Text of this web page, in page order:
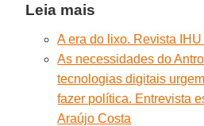
Leia mais
A era do lixo. Revista
As necessidades do
tecnologias digitais
fazer política. Entrevista
Araújo Costa